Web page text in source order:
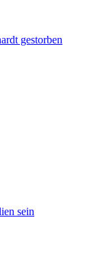
gestorben
sein